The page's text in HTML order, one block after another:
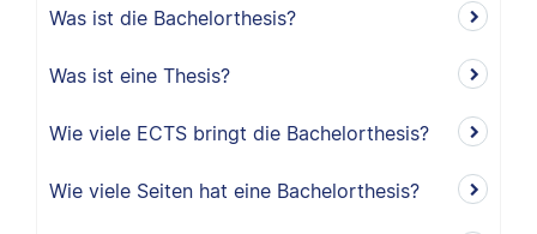
Was ist die Bachelorthesis?
Was ist eine Thesis?
Wie viele ECTS bringt die Bachelorthesis?
Wie viele Seiten hat eine Bachelorthesis?